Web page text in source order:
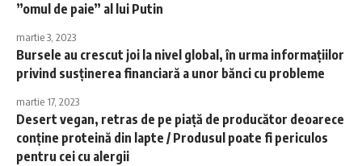
”omul de paie” al lui Putin
martie 3, 2023
Bursele au crescut joi la nivel global, în urma informaţiilor
privind susţinerea financiară a unor bănci cu probleme
martie 17, 2023
Desert vegan, retras de pe piaţă de producător deoarece
conţine proteină din lapte / Produsul poate fi periculos
pentru cei cu alergii